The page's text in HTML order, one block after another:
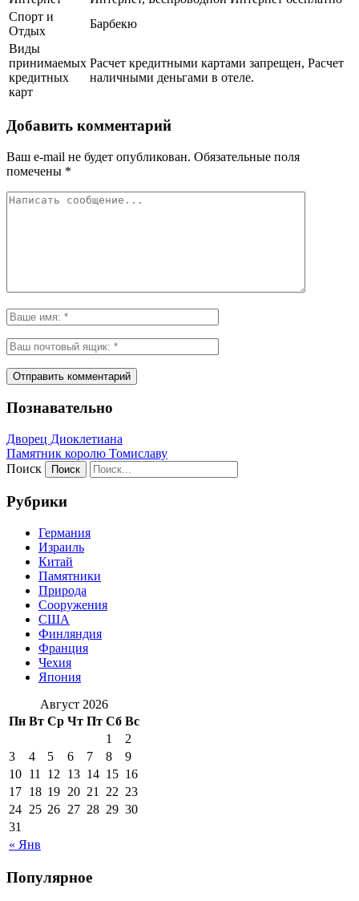
Спорт и
Отдых
Барбекю
Виды
принимаемых
кредитных
карт
Расчет кредитными картами запрещен, Расчет
наличными деньгами в отеле.
Добавить комментарий
Ваш e-mail не будет опубликован. Обязательные поля
помечены *
Познавательно
Дворец Диоклетиана
Памятник королю Томиславу
Поиск
Рубрики
Германия
Израиль
Китай
Памятники
Природа
Сооружения
США
Финляндия
Франция
Чехия
Япония
Август 2026
Пн Вт Ср Чт Пт Сб Вс
« Янв
1
2
3
4 5 6 7 8
9
10 11 12 13 14 15 16
17 18 19 20 21 22 23
24 25 26 27 28 29 30
31
Популярное